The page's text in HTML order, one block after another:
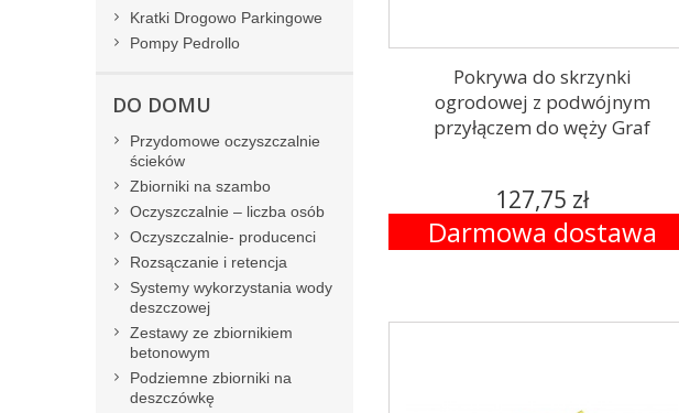
Kratki Drogowo Parkingowe
Pompy Pedrollo
DO DOMU
Przydomowe oczyszczalnie
ścieków
Zbiorniki na szambo
Oczyszczalnie – liczba osób
Oczyszczalnie- producenci
Rozsączanie i retencja
Systemy wykorzystania wody
deszczowej
Zestawy ze zbiornikiem
betonowym
Podziemne zbiorniki na
deszczówkę
Pokrywa do skrzynki
ogrodowej z podwójnym
przyłączem do węży Graf
127,75 zł
Darmowa dostawa